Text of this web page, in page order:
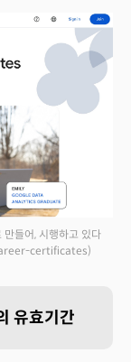
들어, 시행하고 있다
certificates)
유효기간